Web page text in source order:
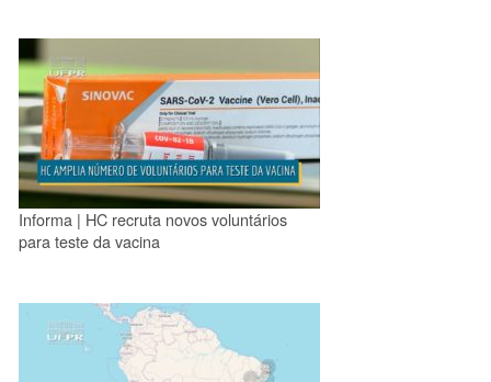
Informa | HC recruta novos voluntários
para teste da vacina